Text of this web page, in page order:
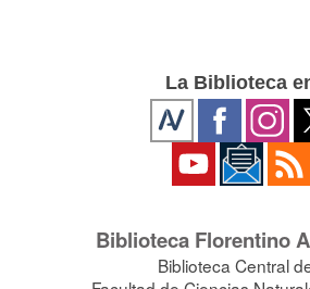
La Biblioteca
Biblioteca Florentino
Biblioteca Central